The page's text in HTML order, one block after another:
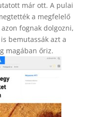
már ott. A pulai
a megfelelő
fognak dolgozni,
bemutassák azt a
magában őriz.